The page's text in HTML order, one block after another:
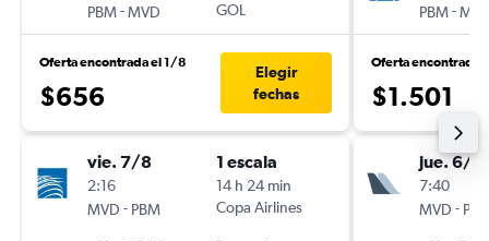
PBM-MVD
GOL
Oferta encontrada el 1/8
$656
Elegir
fechas
vie. 7/8
2:16
MVD - PBM
1 escala
14 h 24 min
Copa Airlines
PBM-
Oferta encontrada
$1.501
jue. 6/8
7:40
MVD -